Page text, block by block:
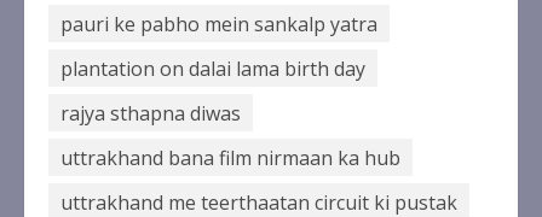
pauri ke pabho mein sankalp yatra
plantation on dalai lama birth day
rajya sthapna diwas
uttrakhand bana film nirmaan ka hub
uttrakhand me teerthaatan circuit ki pustak